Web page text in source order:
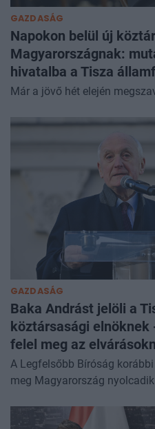
GAZDASÁG
Napokon belül új
Magyarországnak:
hivatalba a Tisza
Már a jövő hét elején
GAZDASÁG
Baka Andrást jelöli a
köztársasági
felel meg az
A Legfelsőbb Bíróság
meg Magyarország